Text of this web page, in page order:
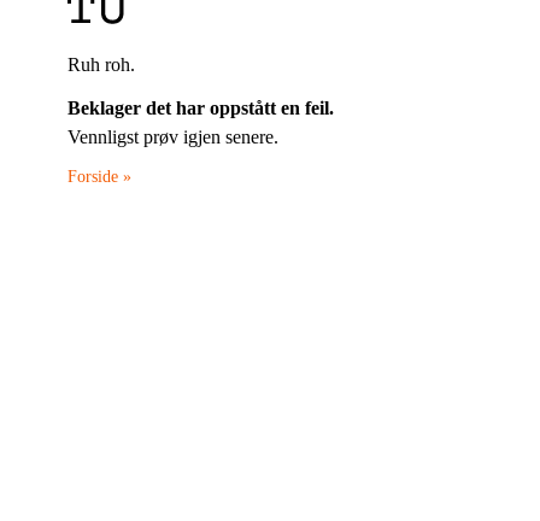
Ruh roh.
Beklager det har oppstått en feil.
Vennligst prøv igjen senere.
Forside »